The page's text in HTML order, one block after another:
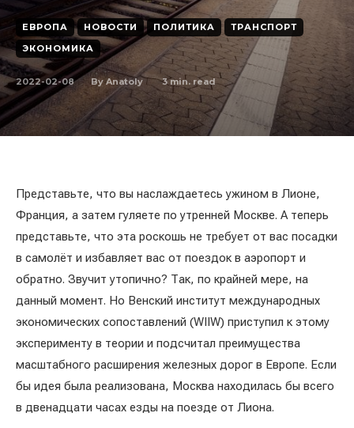
ЕВРОПА НОВОСТИ ПОЛИТИКА
ТРАНСПОРТ
ЭКОНОМИКА
2022-02-08 By Anatoly 3min. read
Представьте, что вы наслаждаетесь ужином в Лионе,
Франция, а затем гуляете по утренней Москве. А теперь
представьте, что эта роскошь не требует от вас посадки
в самолёт и избавляет вас от поездок в аэропорт и
обратно. Звучит утопично? Так, по крайней мере, на
данный момент. Но Венский институт международных
экономических сопоставлений (WIIW) приступил к этому
эксперименту в теории и подсчитал преимущества
масштабного расширения железных дорог в Европе. Если
бы идея была реализована, Москва находилась бы всего
в двенадцати часах езды на поезде от Лиона.